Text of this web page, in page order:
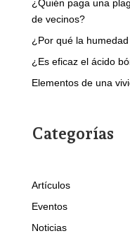
¿Quién paga una
de vecinos?
¿Por qué la
¿Es eficaz el ácido
Elementos de una
Categorías
Artículos
Eventos
Noticias